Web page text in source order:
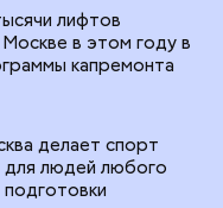
лифтов
Москве в этом году в
капремонта
делает спорт
людей любого